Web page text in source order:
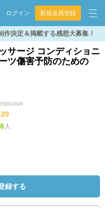
ログイン 新規会員登録
作決定＆掲載する感想大募集！
サージ コンディショニ
ツ傷害予防のための
人
録する